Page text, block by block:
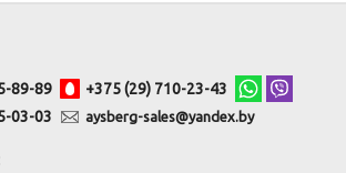
89-89
+375 (29) 710-23-43
03-03
aysberg-sales@yandex.by